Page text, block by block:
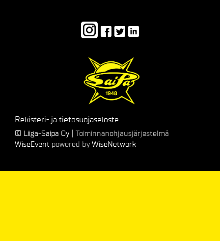
Rekisteri- ja tietosuojaseloste
© Liiga-Saipa Oy | Toiminnanohjausjärjestelmä
WiseEvent powered by WiseNetwork